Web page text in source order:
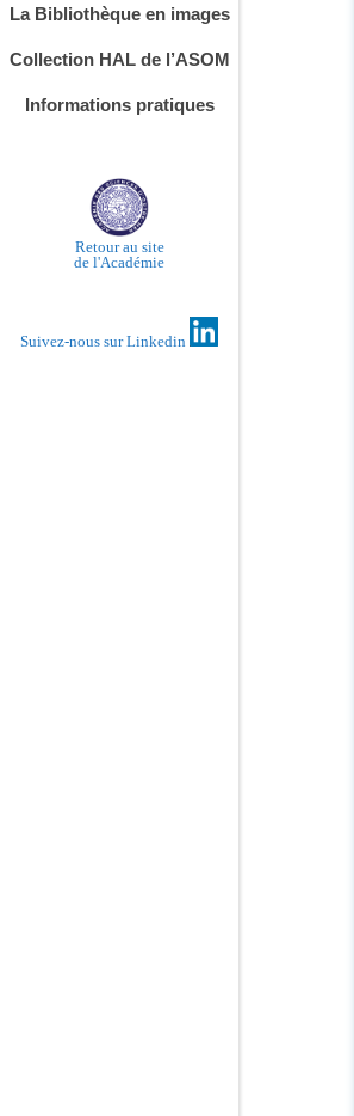
La Bibliothèque en images
Collection HAL de l’ASOM
Informations pratiques
Retour au site
de l'Académie
Suivez-nous sur Linkedin